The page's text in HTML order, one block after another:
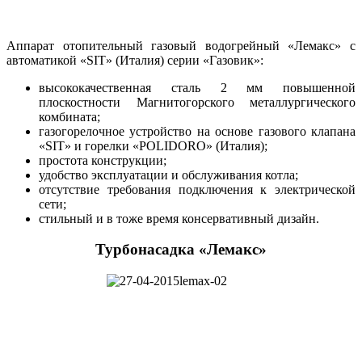
Аппарат отопительный газовый водогрейный «Лемакс» с
автоматикой «SIT» (Италия) серии «Газовик»:
высококачественная сталь 2 мм повышенной
плоскостности Магнитогорского металлургического
комбината;
газогорелочное устройство на основе газового клапана
«SIT» и горелки «POLIDORO» (Италия);
простота конструкции;
удобство эксплуатации и обслуживания котла;
отсутствие требования подключения к электрической
сети;
стильный и в тоже время консервативный дизайн.
Турбонасадка «Лемакс»